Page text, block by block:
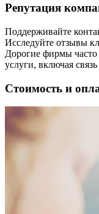
Репутация
Поддерживайте
Исследуйте отзывы
Дорогие фирмы часто
услуги, включая
Стоимость и